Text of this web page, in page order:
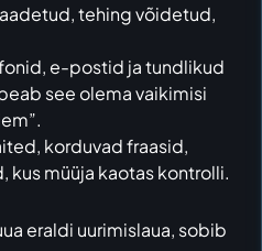
tehing võidetud,
e-postid ja tundlikud
see olema vaikimisi
korduvad fraasid,
kus müüja kaotas kontrolli.
eraldi uurimislaua, sobib